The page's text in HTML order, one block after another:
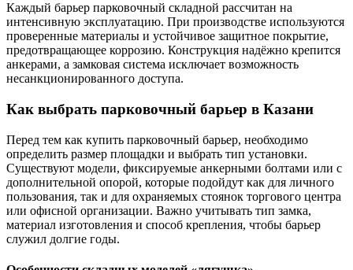
Каждый барьер парковочный складной рассчитан на
интенсивную эксплуатацию. При производстве используются
проверенные материалы и устойчивое защитное покрытие,
предотвращающее коррозию. Конструкция надёжно крепится
анкерами, а замковая система исключает возможность
несанкционированного доступа.
Как выбрать парковочный барьер в Казани
Перед тем как купить парковочный барьер, необходимо
определить размер площадки и выбрать тип установки.
Существуют модели, фиксируемые анкерными болтами или с
дополнительной опорой, которые подойдут как для личного
пользования, так и для охраняемых стоянок торгового центра
или офисной организации. Важно учитывать тип замка,
материал изготовления и способ крепления, чтобы барьер
служил долгие годы.